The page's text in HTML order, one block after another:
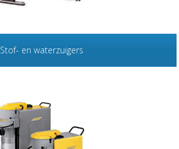
Stof- en waterzuigers